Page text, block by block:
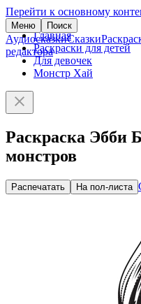
Перейти к основному
Меню Поиск
АудиосказкиСказки
редактора
Главная
Раскраски для детей
Для девочек
Монстр Хай
Раскраска Эбби
монстров
Распечатать На пол-листа